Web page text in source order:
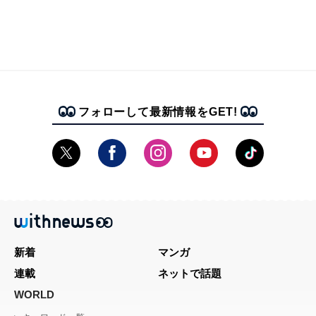
フォローして最新情報をGET!
新着
マンガ
連載
ネットで話題
WORLD